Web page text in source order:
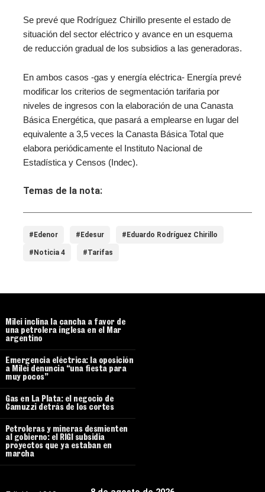
Se prevé que Rodríguez Chirillo presente el estado de
situación del sector eléctrico y avance en un esquema
de reducción gradual de los subsidios a las generadoras.
En ambos casos ‑gas y energía eléctrica- Energía prevé
modificar los criterios de segmentación tarifaria por
niveles de ingresos con la elaboración de una Canasta
Básica Energética, que pasará a emplearse en lugar del
equivalente a 3,5 veces la Canasta Básica Total que
elabora periódicamente el Instituto Nacional de
Estadística y Censos (Indec).
Temas de la nota:
#Edenor #Edesur #Eduardo Rodríguez Chirillo
#Noticia 4 #Tarifas
Milei inclina la cancha a favor de
una petrolera inglesa en el Mar
argentino
Emergencia eléctrica: la oposición
a Milei denuncia “una fiesta para
muy pocos”
Gas en La Plata: el negocio de
Camuzzi detrás de los cortes
Petroleras y mineras desmienten
al gobierno: el RIGI subsidia
proyectos que ya estaban en
marcha